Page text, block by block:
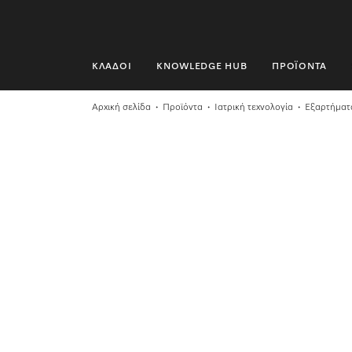
ΚΛΆΔΟΙ KNOWLEDGE HUB ΠΡΟΪΌΝΤΑ
ΚΛΆΔΟΙ
Αρχική σελίδα Προϊόντα Ιατρική τεχνολογία